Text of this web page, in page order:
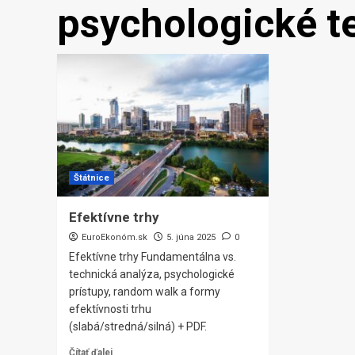
psychologické
Štátnice
Efektívne trhy
EuroEkonóm.sk 5. júna 2025 0
Efektívne trhy Fundamentálna vs.
technická analýza, psychologické
prístupy, random walk a formy
efektívnosti trhu
(slabá/stredná/silná) + PDF.